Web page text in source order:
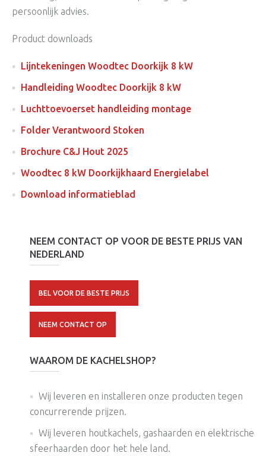
persoonlijk advies.
Product downloads
Lijntekeningen Woodtec Doorkijk 8 kW
Handleiding Woodtec Doorkijk 8 kW
Luchttoevoerset handleiding montage
Folder Verantwoord Stoken
Brochure C&J Hout 2025
Woodtec 8 kW Doorkijkhaard Energielabel
Download informatieblad
NEEM CONTACT OP VOOR DE BESTE PRIJS VAN
NEDERLAND
BEL VOOR DE BESTE PRIJS
NEEM CONTACT OP
WAAROM DE KACHELSHOP?
Wij leveren en installeren onze producten tegen
concurrerende prijzen.
Wij leveren houtkachels, gashaarden en elektrische
sfeerhaarden door het hele land.